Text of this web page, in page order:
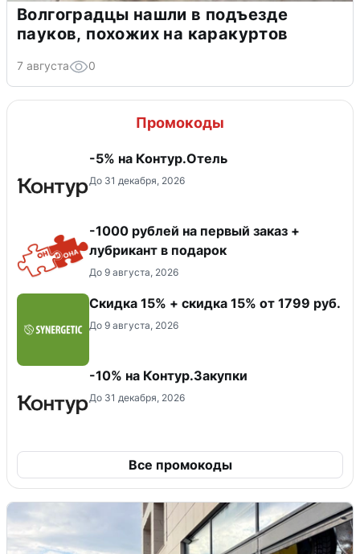
Волгоградцы нашли в подъезде
пауков, похожих на каракуртов
7 августа 0
Промокоды
-5% на Контур.Отель
До 31 декабря, 2026
-1000 рублей на первый заказ +
лубрикант в подарок
До 9 августа, 2026
Скидка 15% + скидка 15% от 1799 руб.
До 9 августа, 2026
-10% на Контур.Закупки
До 31 декабря, 2026
Все промокоды